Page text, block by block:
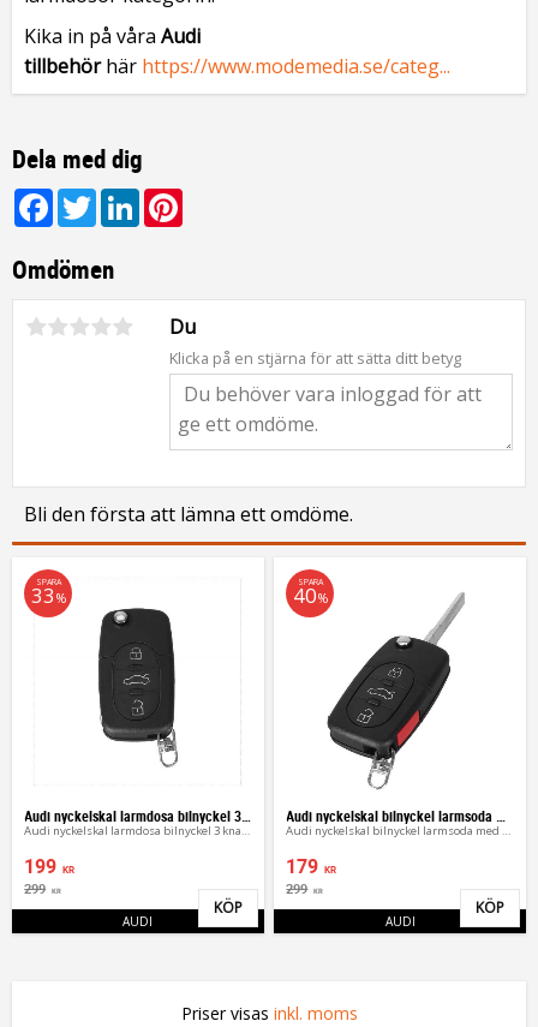
Kika in på våra Audi
tillbehörhär https://www.modemedia.se/categ...
Dela med dig
Facebook
TwitterLinkedIn
Omdömen
Du
Klicka på en stjärna för att sätta ditt betyg
Bli den första att lämna ett omdöme.
Audi nyckelskal larmdosa bilnyckel 3 knappar
Audi nyckelskal larmdosa bilnyckel 3 knappar
199 KR
299 KR
SPARA
33 %
AUDI Lägg till i favoriter
KÖP
Audi nyckelskal bilnyckel larmsoda med 4 knappar
Audi nyckelskal bilnyckel larmsoda med 4 knappar
179 KR
299 KR
SPARA
40%
AUDI
KÖP
Priser visas inkl. moms